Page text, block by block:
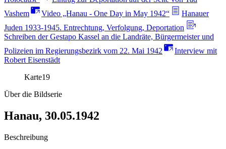
Vashem
Video „Hanau - One Day in May 1942“
Hanauer
Juden 1933-1945. Entrechtung, Verfolgung, Deportation
Schreiben der Gestapo Kassel an die Landräte, Bürgermeister und
Polizeien im Regierungsbezirk vom 22. Mai 1942
Interview mit
Robert Eisenstädt
Karte19
Über die Bildserie
Hanau, 30.05.1942
Beschreibung